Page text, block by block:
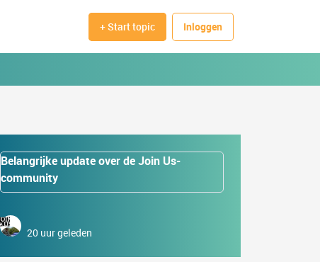
+ Start topic Inloggen
Belangrijke update over de Join Us-
community
20 uur geleden